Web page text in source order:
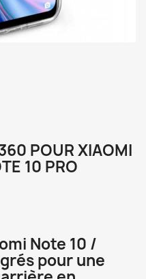
POUR XIAOMI
10 PRO
Note 10 /
pour une